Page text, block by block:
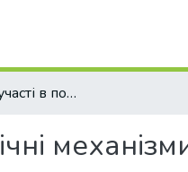
Масові форми участі в політиці: психологічні механізми, особливості прояву